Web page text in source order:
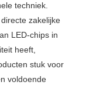
techniek.
zakelijke
LED-chips in
heeft,
stuk voor
voldoende